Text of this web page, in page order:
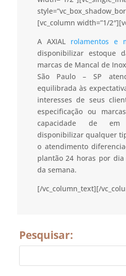
[vc_column width=”1/
A AXIAL rolamentos e
disponibilizar estoque
marcas de Mancal de
São Paulo – SP
equilibrada às
interesses de seus
especificação ou
capacidade de em
disponibilizar qualquer
o atendimento
plantão 24 horas por
da semana.
[/vc_column_text][/
Pesquisar: